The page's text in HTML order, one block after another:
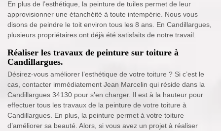
En plus de l’esthétique, la peinture de tuiles permet de leur
approvisionner une étanchéité à toute intempérie. Nous vous
disons de peindre le toit environ tous les 8 ans. En Candillargues,
plusieurs propriétaires ont déjà été satisfaits de notre travail.
Réaliser les travaux de peinture sur toiture à
Candillargues.
Désirez-vous améliorer l’esthétique de votre toiture ? Si c’est le
cas, contacter immédiatement Jean Marcelin qui réside dans la
Candillargues 34130 pour s’en charger. Il est à la hauteur pour
effectuer tous les travaux de la peinture de votre toiture à
Candillargues. En plus, la peinture permet à votre toiture
d’améliorer sa beauté. Alors, si vous avez un projet à réaliser